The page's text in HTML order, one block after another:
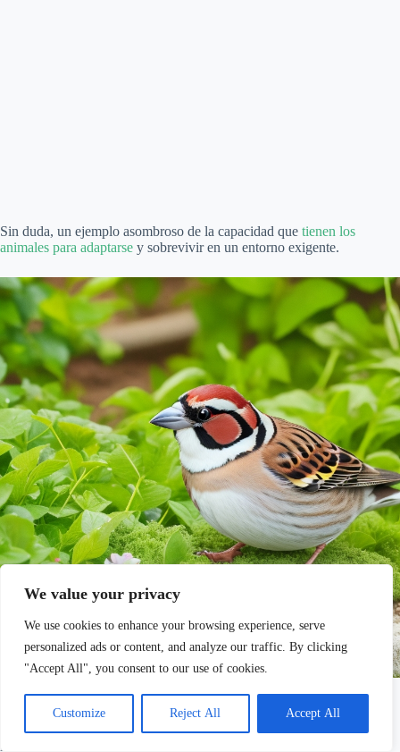
We value your privacy
We use cookies to enhance your browsing experience, serve
personalized ads or content, and analyze our traffic. By clicking
"Accept All", you consent to our use of cookies.
Customize Reject All Accept All
Sin duda, un ejemplo asombroso de la capacidad que tienen los
animales para adaptarse y sobrevivir en un entorno exigente.
¿Sabías que los pájaros migratorios son capaces de realizar viajes
increíblemente largos, incluso desde el Ártico hasta América del Sur,